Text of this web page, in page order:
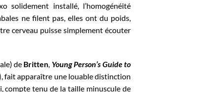
solidement installé, l’homogénéité
ne filent pas, elles ont du poids,
cerveau puisse simplement écouter
de Britten Young Person’s Guide to
fait apparaître une louable distinction
tenu de la taille minuscule de